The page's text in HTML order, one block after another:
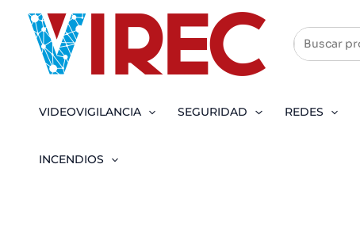
contenido
VIDEOVIGILANCIA SEGURIDAD REDES
INCENDIOS